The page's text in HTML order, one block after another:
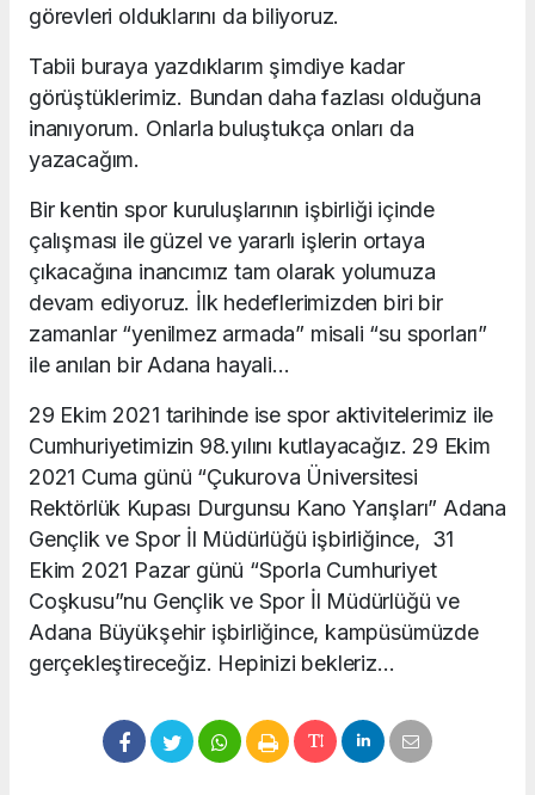
görevleri olduklarını da biliyoruz.
Tabii buraya yazdıklarım şimdiye kadar
görüştüklerimiz. Bundan daha fazlası olduğuna
inanıyorum. Onlarla buluştukça onları da
yazacağım.
Bir kentin spor kuruluşlarının işbirliği içinde
çalışması ile güzel ve yararlı işlerin ortaya
çıkacağına inancımız tam olarak yolumuza
devam ediyoruz. İlk hedeflerimizden biri bir
zamanlar “yenilmez armada” misali “su sporları”
ile anılan bir Adana hayali…
29 Ekim 2021 tarihinde ise spor aktivitelerimiz ile
Cumhuriyetimizin 98.yılını kutlayacağız. 29 Ekim
2021 Cuma günü “Çukurova Üniversitesi
Rektörlük Kupası Durgunsu Kano Yarışları” Adana
Gençlik ve Spor İl Müdürlüğü işbirliğince, 31
Ekim 2021 Pazar günü “Sporla Cumhuriyet
Coşkusu”nu Gençlik ve Spor İl Müdürlüğü ve
Adana Büyükşehir işbirliğince, kampüsümüzde
gerçekleştireceğiz. Hepinizi bekleriz…